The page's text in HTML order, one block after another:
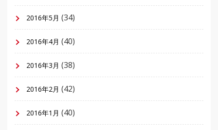
2016年5月 (34)
2016年4月 (40)
2016年3月 (38)
2016年2月 (42)
2016年1月 (40)